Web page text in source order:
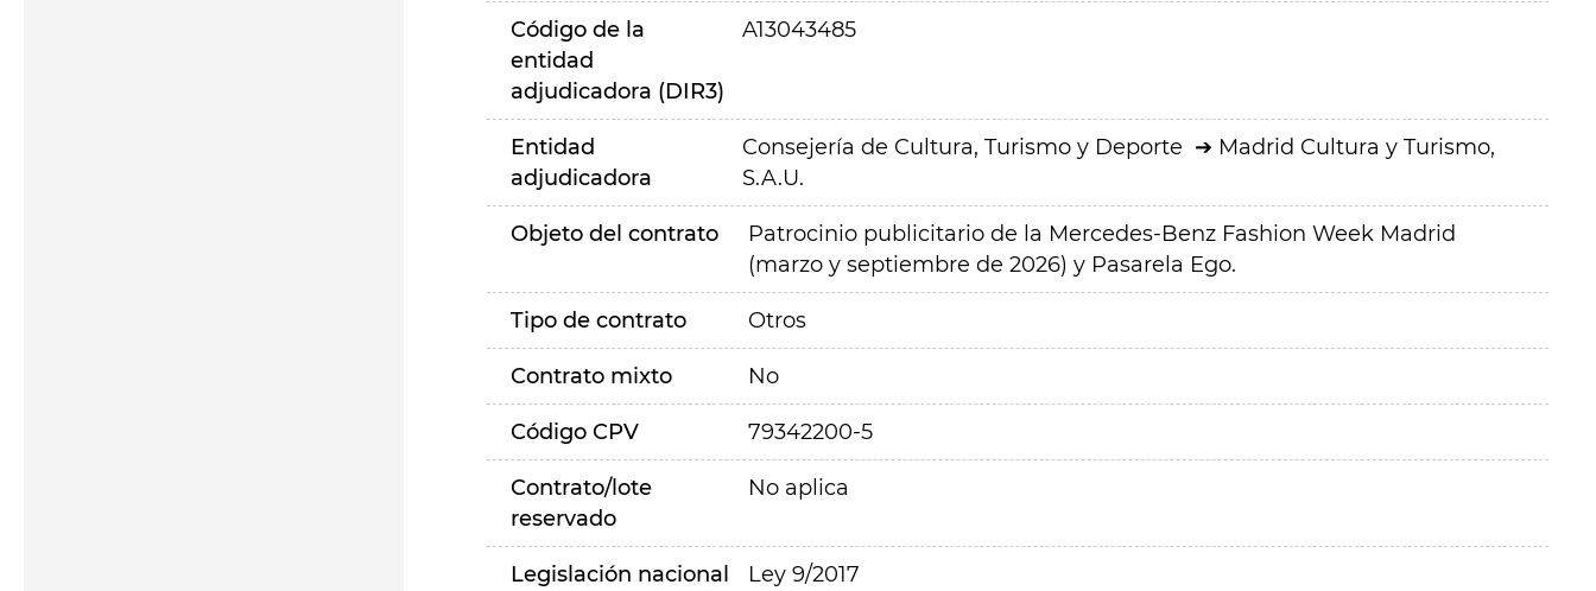
Código de la
entidad
adjudicadora (DIR3)
A13043485
Entidad
adjudicadora
Consejería de Cultura, Turismo y Deporte
Madrid Cultura y Turismo,
S.A.U.
Objeto del contrato
Patrocinio publicitario de la Mercedes-Benz Fashion Week Madrid
(marzo y septiembre de 2026) y Pasarela Ego.
Tipo de contrato Otros
Contrato mixto No
Código CPV 79342200-5
Contrato/lote
reservado
No aplica
Legislación nacional
Ley 9/2017